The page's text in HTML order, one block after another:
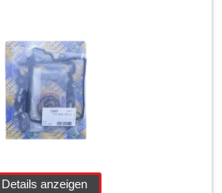
Details anzeigen